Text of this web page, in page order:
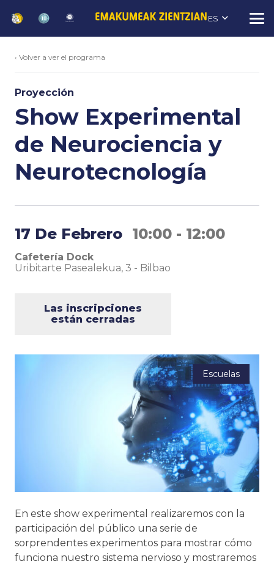
ES
‹ Volver a ver el programa
Proyección
Show Experimental
de Neurociencia y
Neurotecnología
17 De Febrero 10:00 - 12:00
Cafetería Dock
Uribitarte Pasealekua, 3 - Bilbao
Las inscripciones
están cerradas
Escuelas
En este show experimental realizaremos con la
participación del público una serie de
sorprendentes experimentos para mostrar cómo
funciona nuestro sistema nervioso y mostraremos